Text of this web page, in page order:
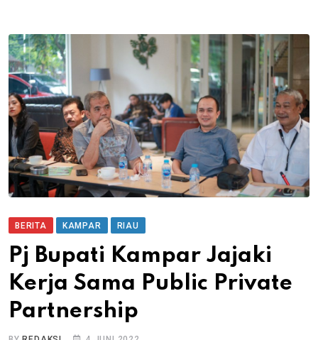
BERITA KAMPAR RIAU
Pj Bupati Kampar Jajaki
Kerja Sama Public Private
Partnership